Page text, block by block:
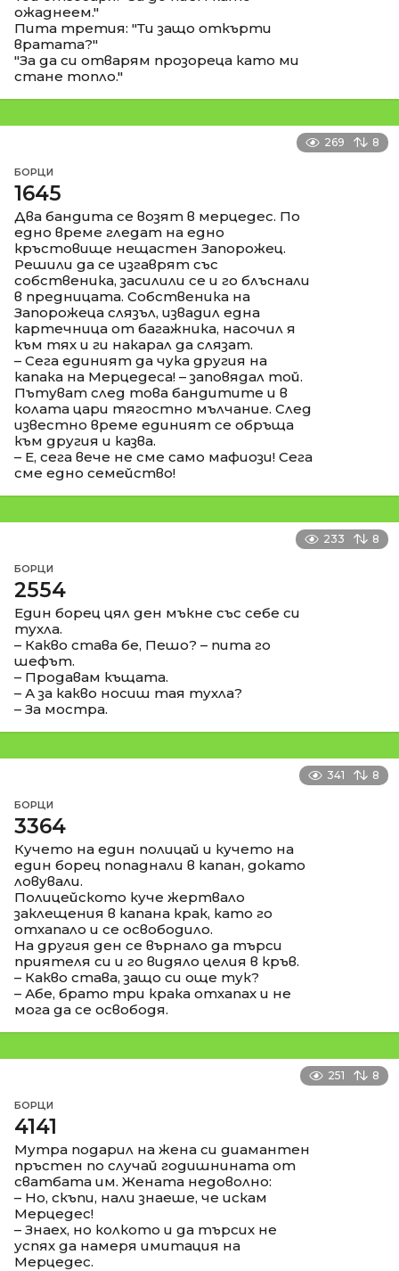
ожаднеем."
Пита третия: "Ти защо откърти
вратата?"
"За да си отварям прозореца като ми
стане топло."
269 8
БОРЦИ
1645
Два бандита се возят в мерцедес. По
едно време гледат на едно
кръстовище нещастен Запорожец.
Решили да се изгаврят със
собственика, засилили се и го блъснали
в предницата. Собственика на
Запорожеца слязъл, извадил една
картечница от багажника, насочил я
към тях и ги накарал да слязат.
– Сега единият да чука другия на
капака на Мерцедеса! – заповядал той.
Пътуват след това бандитите и в
колата цари тягостно мълчание. След
известно време единият се обръща
към другия и казва.
– Е, сега вече не сме само мафиози! Сега
сме едно семейство!
233 8
БОРЦИ
2554
Един борец цял ден мъкне със себе си
тухла.
– Какво става бе, Пешо? – пита го
шефът.
– Продавам къщата.
– А за какво носиш тая тухла?
– За мостра.
341 8
БОРЦИ
3364
Кучето на един полицай и кучето на
един борец попаднали в капан, докато
ловували.
Полицейското куче жертвало
заклещения в капана крак, като го
отхапало и се освободило.
На другия ден се върнало да търси
приятеля си и го видяло целия в кръв.
– Какво става, защо си още тук?
– Абе, брато три крака отхапах и не
мога да се освободя.
251 8
БОРЦИ
4141
Мутра подарил на жена си диамантен
пръстен по случай годишнината от
сватбата им. Жената недоволно:
– Но, скъпи, нали знаеше, че искам
Мерцедес!
– Знаех, но колкото и да търсих не
успях да намеря имитация на
Мерцедес.